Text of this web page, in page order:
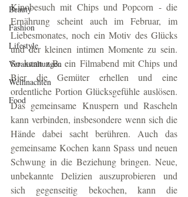
Beauty
Fashion
Lifestyle
Veranstaltungen
Weihnachten
Food
Kinobesuch mit Chips und Popcorn - die
Ernährung scheint auch im Februar, im
Liebesmonates, noch ein Motiv des Glücks
und der kleinen intimen Momente zu sein.
So kann z.B. ein Filmabend mit Chips und
Bier die Gemüter erhellen und eine
ordentliche Portion Glücksgefühle auslösen.
Das gemeinsame Knuspern und Rascheln
kann verbinden, insbesondere wenn sich die
Hände dabei sacht berühren. Auch das
gemeinsame Kochen kann Spass und neuen
Schwung in die Beziehung bringen. Neue,
unbekannte Delizien auszuprobieren und
sich gegenseitig bekochen, kann die